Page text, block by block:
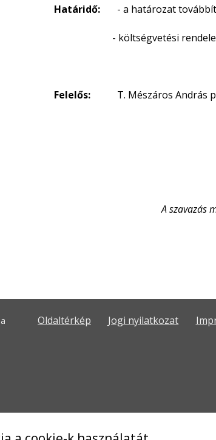
Határidő: - a határozat
- költségvetési rendelet-
Felelős: T. Mészáros András
A szavazás
Oldaltérkép Jogi nyilatkozat